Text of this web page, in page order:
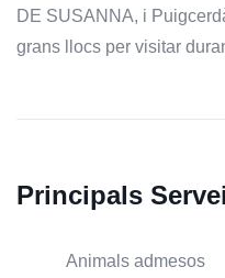
DE SUSANNA, i
grans llocs per visitar
Principals
Animals admesos